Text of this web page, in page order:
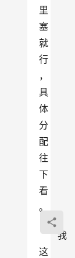
里
塞
就
行
，
具
体
分
配
往
下
看
。
我
这